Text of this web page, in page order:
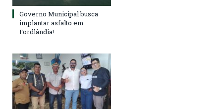
Governo Municipal busca
implantar asfalto em
Fordlândia!